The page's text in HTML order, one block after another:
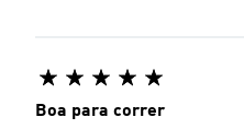
Boa para correr